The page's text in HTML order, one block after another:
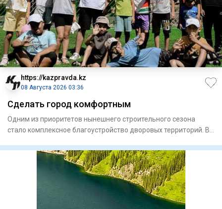
https://kazpravda.kz
08 Августа 2026 03:36
Сделать город комфортным
Одним из приоритетов нынешнего строительного сезона
стало комплексное благоустройство дворовых территорий. В